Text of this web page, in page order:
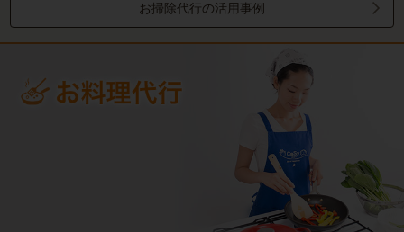
お掃除代行の活用事例